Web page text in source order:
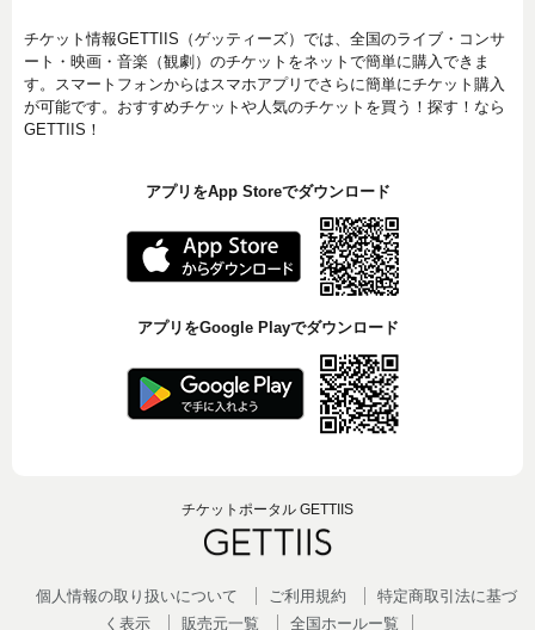
チケット情報GETTIIS（ゲッティーズ）では、全国のライブ・コンサ
ート・映画・音楽（観劇）のチケットをネットで簡単に購入できま
す。スマートフォンからはスマホアプリでさらに簡単にチケット購入
が可能です。おすすめチケットや人気のチケットを買う！探す！なら
GETTIIS！
アプリをApp Storeでダウンロード
アプリをGoogle Playでダウンロード
チケットポータル GETTIIS
個人情報の取り扱いについて ご利用規約
特定商取引法に基づ
く表示
販売元一覧 全国ホールー覧